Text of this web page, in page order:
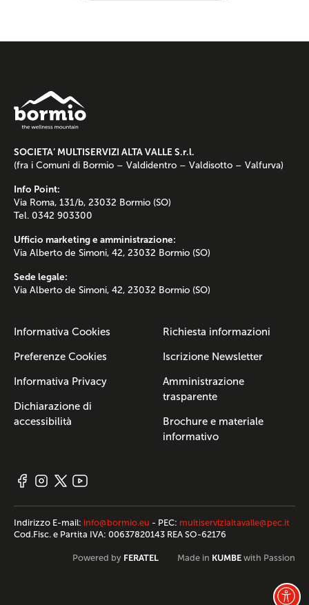
SOCIETA’ MULTISERVIZI ALTA VALLE S.r.l.
(fra i Comuni di Bormio – Valdidentro – Valdisotto – Valfurva)
Info Point:
Via Roma, 131/b, 23032 Bormio (SO)
Tel. 0342 903300
Ufficio marketing e amministrazione:
Via Alberto de Simoni, 42, 23032 Bormio (SO)
Sede legale:
Via Alberto de Simoni, 42, 23032 Bormio (SO)
Informativa Cookies
Preferenze Cookies
Informativa Privacy
Dichiarazione di
accessibilità
Richiesta informazioni
Iscrizione Newsletter
Amministrazione
trasparente
Brochure e materiale
informativo
Indirizzo E-mail: info@bormio.eu - PEC: multiservizialtavalle@pec.it
Cod.Fisc. e Partita IVA: 00637820143 REA SO-62176
Powered by FERATEL Made in KUMBE with Passion